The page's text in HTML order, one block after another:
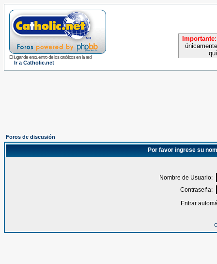
El lugar de encuentro de los católicos en la red
Ir a Catholic.net
Importante:
Foros de discusión
Por favor ingrese su
Nombre de Usuario:
Contraseña:
Entrar